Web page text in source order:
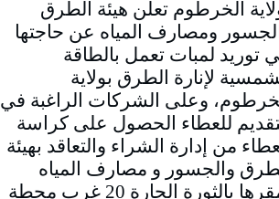
الخرطوم تعلن هيئة الطرق
ومصارف المياه عن حاجتها
توريد لمبات تعمل بالطاقة
لإنارة الطرق بولاية
وعلى الشركات الراغبة في
للعطاء الحصول على كراسة
من إدارة الشراء والتعاقد بهيئة
والجسور و مصارف المياه
بمقرها بالثورة الحارة 20 غرب محطة